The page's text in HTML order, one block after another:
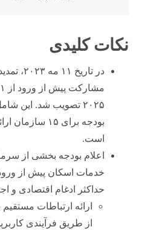
نکات کلیدی
در تاریخ
است.
خدمات اسکان پیش از
حداکثر ادغام اقتصادی و
ارائه ارتباطات
از طریق فرآیندی